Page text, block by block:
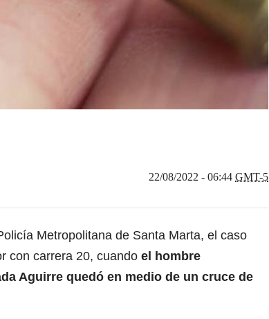
22/08/2022 - 06:44 GMT-5
Metropolitana de Santa Marta, el caso
con carrera 20, cuando el hombre
Aguirre quedó en medio de un cruce de